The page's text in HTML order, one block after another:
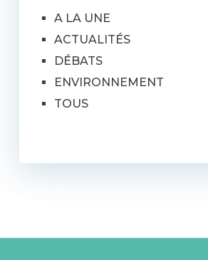
A LA UNE
ACTUALITÉS
DÉBATS
ENVIRONNEMENT
TOUS